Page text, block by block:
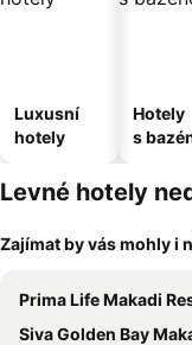
Luxusní
hotely
Hotely
s
Levné hotely
Zajímat by vás mohly i
Prima Life Makadi
Siva Golden Bay